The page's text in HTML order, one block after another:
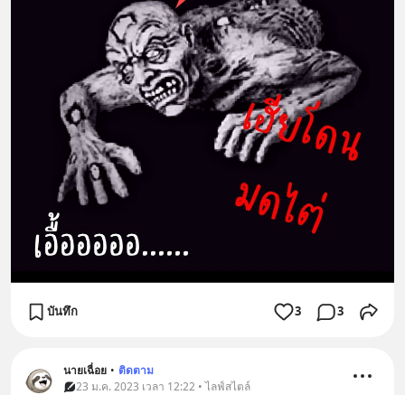
บันทึก 3 3
นายเฉื่อย • ติดตาม
23 ม.ค. 2023 เวลา 12:22 • ไลฟ์สไตล์